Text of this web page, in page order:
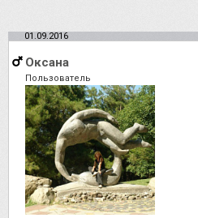
01.09.2016
Оксана
Пользователь